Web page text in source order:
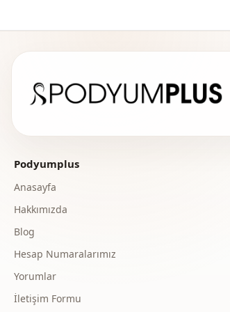
Podyumplus
Anasayfa
Hakkımızda
Blog
Hesap Numaralarımız
Yorumlar
İletişim Formu